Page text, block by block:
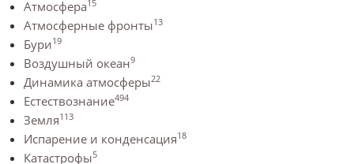
Атмосфера15
Атмосферные фронты13
Бури19
Воздушный океан9
Динамика атмосферы22
Естествознание494
Земля113
Испарение и конденсация18
Катастрофы5